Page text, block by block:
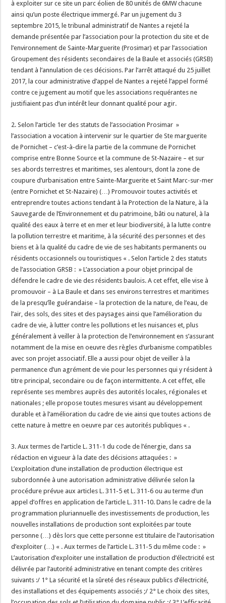
à exploiter sur ce site un parc éolien de 80 unités de 6MW chacune
ainsi qu’un poste électrique immergé. Par un jugement du 3
septembre 2015, le tribunal administratif de Nantes a rejeté la
demande présentée par l’association pour la protection du site et de
l’environnement de Sainte-Marguerite (Prosimar) et par l’association
Groupement des résidents secondaires de la Baule et associés (GRSB)
tendant à l’annulation de ces décisions. Par l’arrêt attaqué du 25 juillet
2017, la cour administrative d’appel de Nantes a rejeté l’appel formé
contre ce jugement au motif que les associations requérantes ne
justifiaient pas d’un intérêt leur donnant qualité pour agir.
2. Selon l’article 1er des statuts de l’association Prosimar »
l’association a vocation à intervenir sur le quartier de Ste marguerite
de Pornichet – c’est-à-dire la partie de la commune de Pornichet
comprise entre Bonne Source et la commune de St-Nazaire – et sur
ses abords terrestres et maritimes, ses alentours, dont la zone de
coupure d’urbanisation entre Sainte-Marguerite et Saint Marc-sur-mer
(entre Pornichet et St-Nazaire) (…) Promouvoir toutes activités et
entreprendre toutes actions tendant à la Protection de la Nature, à la
Sauvegarde de l’Environnement et du patrimoine, bâti ou naturel, à la
qualité des eaux à terre et en mer et leur biodiversité, à la lutte contre
la pollution terrestre et maritime, à la sécurité des personnes et des
biens et à la qualité du cadre de vie de ses habitants permanents ou
résidents occasionnels ou touristiques « . Selon l’article 2 des statuts
de l’association GRSB : » L’association a pour objet principal de
défendre le cadre de vie des résidents baulois. A cet effet, elle vise à
promouvoir – à La Baule et dans ses environs terrestres et maritimes
de la presqu’île guérandaise – la protection de la nature, de l’eau, de
l’air, des sols, des sites et des paysages ainsi que l’amélioration du
cadre de vie, à lutter contre les pollutions et les nuisances et, plus
généralement à veiller à la protection de l’environnement en s’assurant
notamment de la mise en oeuvre des règles d’urbanisme compatibles
avec son projet associatif. Elle a aussi pour objet de veiller à la
permanence d’un agrément de vie pour les personnes qui y résident à
titre principal, secondaire ou de façon intermittente. A cet effet, elle
représente ses membres auprès des autorités locales, régionales et
nationales ; elle propose toutes mesures visant au développement
durable et à l’amélioration du cadre de vie ainsi que toutes actions de
cette nature à mettre en oeuvre par ces autorités publiques « .
3. Aux termes de l’article L. 311-1 du code de l’énergie, dans sa
rédaction en vigueur à la date des décisions attaquées : »
L’exploitation d’une installation de production électrique est
subordonnée à une autorisation administrative délivrée selon la
procédure prévue aux articles L. 311-5 et L. 311-6 ou au terme d’un
appel d’offres en application de l’article L. 311-10. Dans le cadre de la
programmation pluriannuelle des investissements de production, les
nouvelles installations de production sont exploitées par toute
personne (…) dès lors que cette personne est titulaire de l’autorisation
d’exploiter (…) « . Aux termes de l’article L. 311-5 du même code : »
L’autorisation d’exploiter une installation de production d’électricité est
délivrée par l’autorité administrative en tenant compte des critères
suivants :/ 1° La sécurité et la sûreté des réseaux publics d’électricité,
des installations et des équipements associés ;/ 2° Le choix des sites,